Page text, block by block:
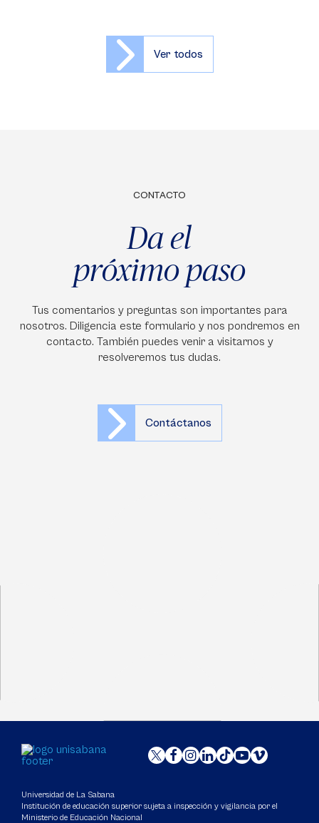
Ver todos
CONTACTO
Da el
próximo paso
Tus comentarios y preguntas son importantes para
nosotros. Diligencia este formulario y nos pondremos en
contacto. También puedes venir a visitarnos y
resolveremos tus dudas.
Contáctanos
Universidad de La Sabana
Institución de educación superior sujeta a inspección y vigilancia por el
Ministerio de Educación Nacional